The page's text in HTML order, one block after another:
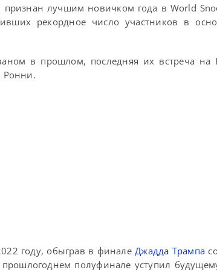
признан лучшим новичком года в World
рекордное число участников в
в прошлом, последняя их встреча на
Ронни.
году, обыграв в финалеДжадда Трампа
полуфинале уступил